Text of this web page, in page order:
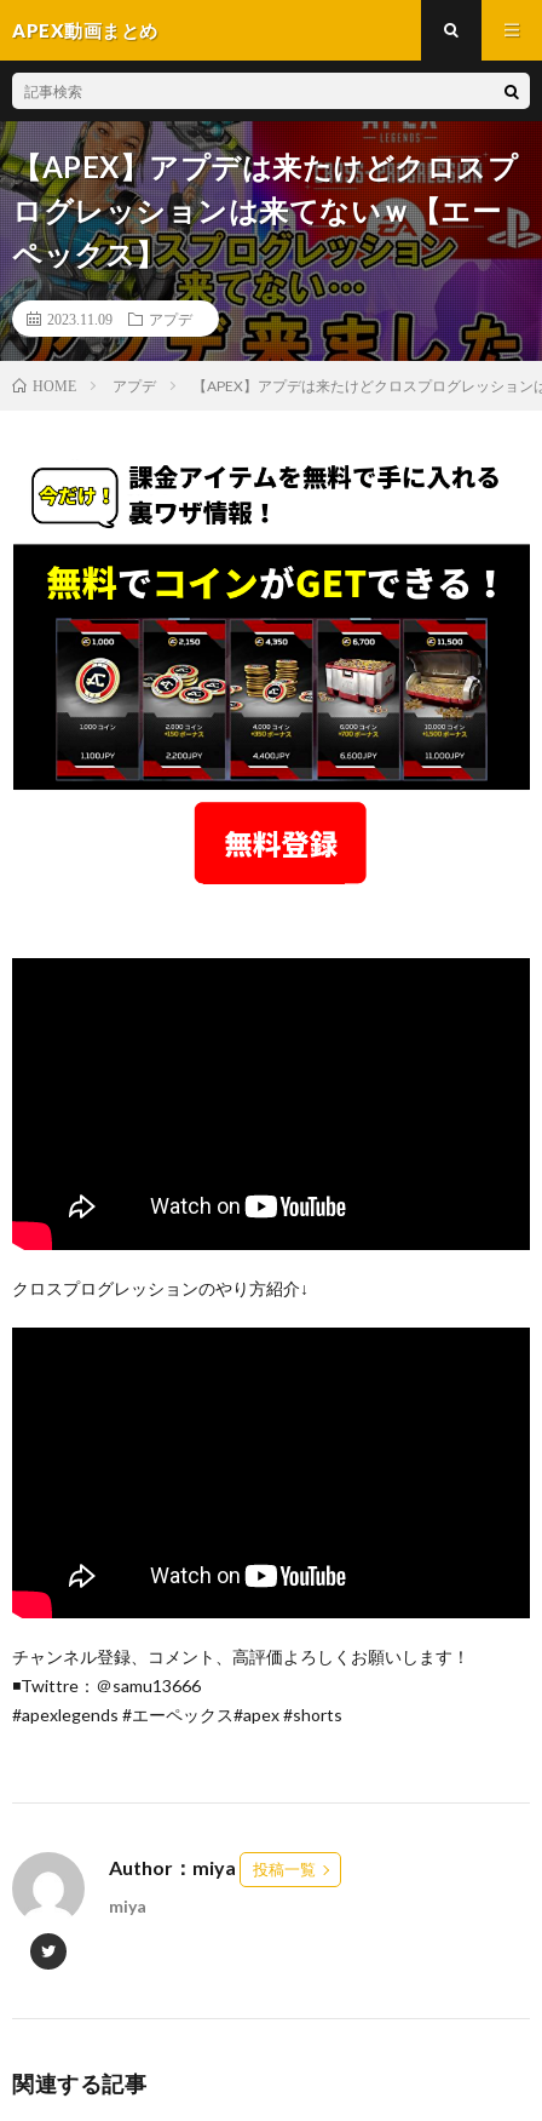
APEX動画まとめ
【APEX】アプデは来たけどクロスプ
ログレッションは来てないｗ【エー
ペックス】
2023.11.09 アプデ
HOME アプデ 【APEX】アプデは来たけどクロスプログレッショ
クロスプログレッションのやり方紹介↓
チャンネル登録、コメント、高評価よろしくお願いします！
◾️Twittre：＠samu13666
#apexlegends #エーペックス#apex #shorts
Author：miya 投稿一覧
miya
関連する記事